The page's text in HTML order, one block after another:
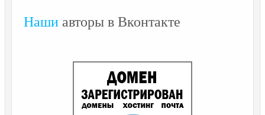
Наши авторы в Вконтакте